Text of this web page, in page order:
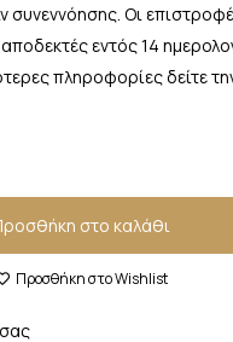
συνεννόησης. Οι
εντός 14
πληροφορίες δείτε
στο καλάθι
Προσθήκη στο Wishlist